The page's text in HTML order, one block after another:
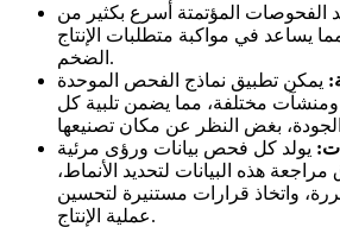
الفحوصات المؤتمتة أسرع بكثير من
يساعد في مواكبة متطلبات الإنتاج
الضخم.
يمكن تطبيق نماذج الفحص الموحدة
مختلفة، مما يضمن تلبية كل
يولد كل فحص بيانات ورؤى مرئية
هذه البيانات لتحديد الأنماط،
واتخاذ قرارات مستنيرة لتحسين
عملية الإنتاج.